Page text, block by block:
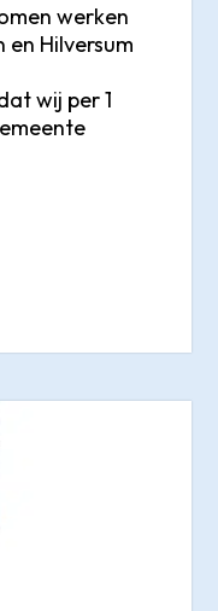
werken
Hilversum
wij per 1